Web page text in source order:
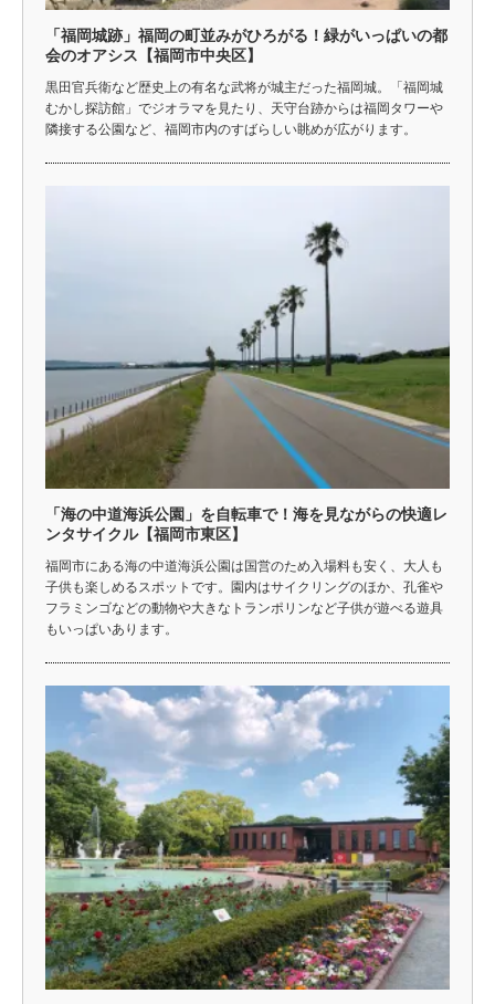
「福岡城跡」福岡の町並みがひろがる！緑がいっぱいの都
会のオアシス【福岡市中央区】
黒田官兵衛など歴史上の有名な武将が城主だった福岡城。「福岡城
むかし探訪館」でジオラマを見たり、天守台跡からは福岡タワーや
隣接する公園など、福岡市内のすばらしい眺めが広がります。
「海の中道海浜公園」を自転車で！海を見ながらの快適レ
ンタサイクル【福岡市東区】
福岡市にある海の中道海浜公園は国営のため入場料も安く、大人も
子供も楽しめるスポットです。園内はサイクリングのほか、孔雀や
フラミンゴなどの動物や大きなトランポリンなど子供が遊べる遊具
もいっぱいあります。